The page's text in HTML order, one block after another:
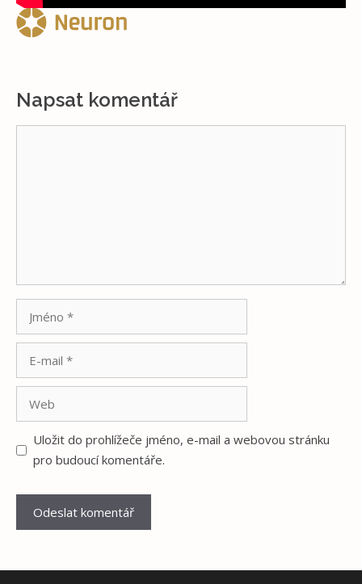
Napsat komentář
Uložit do prohlížeče jméno, e-mail a webovou stránku
pro budoucí komentáře.